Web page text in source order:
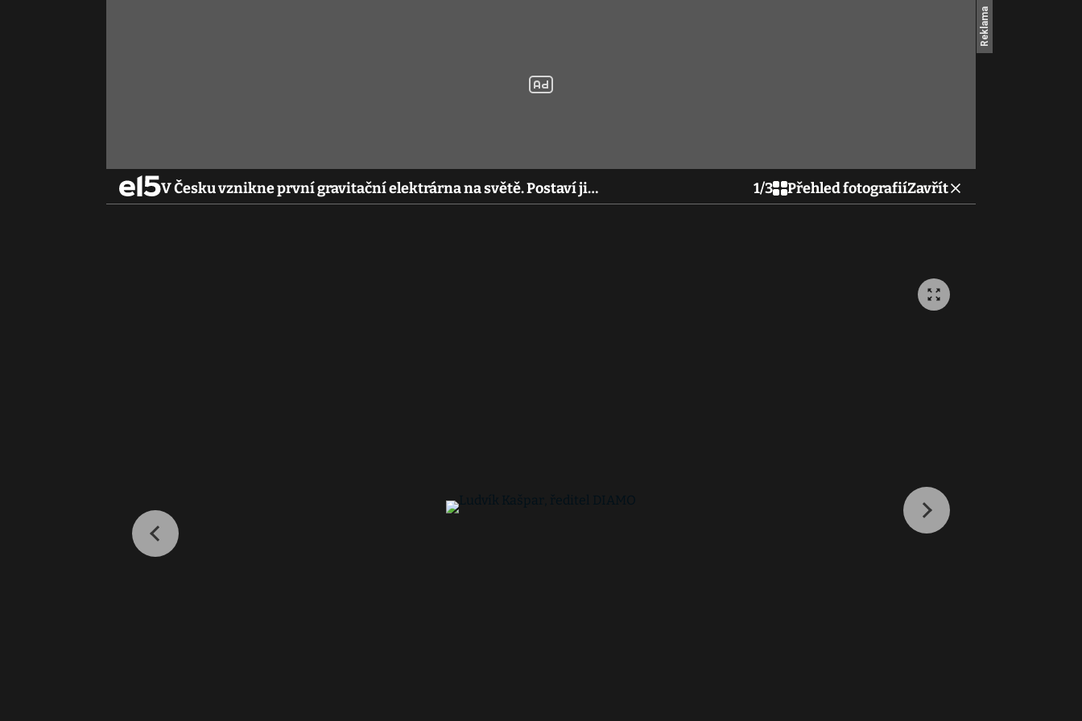
V Česku vznikne první gravitační elektrárna na světě. Postaví ji… 1/3 Přehled fotografiíZavřít